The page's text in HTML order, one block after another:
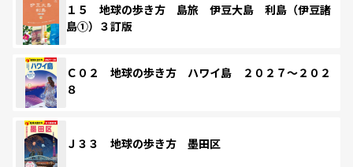
１５ 地球の歩き方 島旅 伊豆大島 利島（伊豆諸
島①）３訂版
Ｃ０２ 地球の歩き方 ハワイ島 ２０２７～２０２
８
Ｊ３３ 地球の歩き方 墨田区